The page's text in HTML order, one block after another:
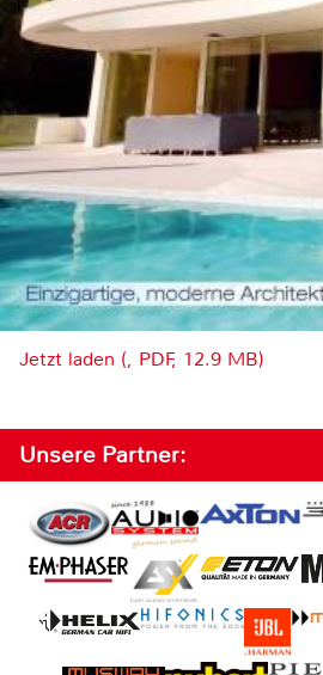
Jetzt laden (, PDF, 12.9 MB)
Unsere Partner: